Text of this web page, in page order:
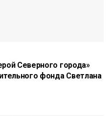
Северного города»
фонда Светлана